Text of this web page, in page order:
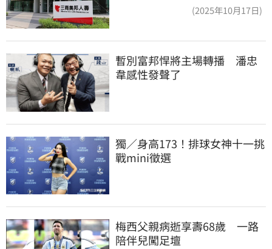
(2025年10月17日)
暫別富邦悍將主場轉播　潘忠
韋感性發聲了
獨／身高173！排球女神十一挑
戰mini徵選
梅西父親病逝享壽68歲　一路
陪伴兒闖足壇